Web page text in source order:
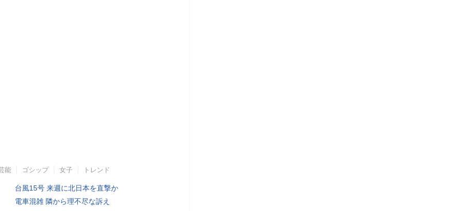
能 ゴシップ 女子 トレンド
台風15号 来週に北日本を直撃か
電車混雑 隣から理不尽な訴え